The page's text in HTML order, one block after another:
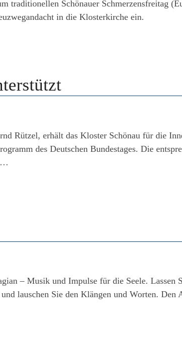
traditionellen Schönauer Schmerzensfreitag
in die Klosterkirche ein.
Rützel, erhält das Kloster Schönau für die
des Deutschen Bundestages. Die
…
– Musik und Impulse für die Seele. Lassen
lauschen Sie den Klängen und Worten. Den